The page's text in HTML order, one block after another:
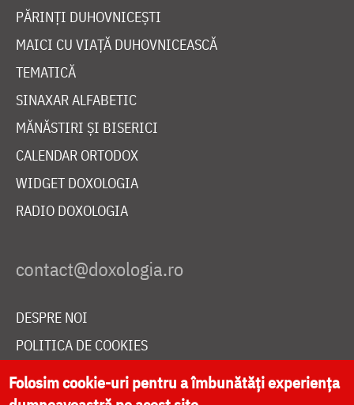
PĂRINȚI DUHOVNICEȘTI
MAICI CU VIAȚĂ DUHOVNICEASCĂ
TEMATICĂ
SINAXAR ALFABETIC
MĂNĂSTIRI ȘI BISERICI
CALENDAR ORTODOX
WIDGET DOXOLOGIA
RADIO DOXOLOGIA
DESPRE NOI
POLITICA DE COOKIES
DONEAZĂ ONLINE PENTRU CATEDRALA NAȚIONALĂ
Folosim cookie-uri pentru a îmbunătăți experiența